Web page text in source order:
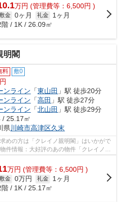
万円 (管理費等：6,500円 )
金 0ヶ月 礼金
1ヶ月
階 / 1K / 26.09㎡
明閣
料 敷0
ンライン 「東山田 」駅 徒歩20分
ンライン 「高田 」駅 徒歩27分
ンライン 「北山田 」駅 徒歩29分
/ 25.17㎡
県 川崎市高津区久末
めの方は「クレイノ親明閣」はいかがで
件情報：大好評のあの物件「クレイノ親
で...
万円 (管理費等：6,500円 )
金 0万円 礼金
1ヶ月
階 / 1K / 25.17㎡